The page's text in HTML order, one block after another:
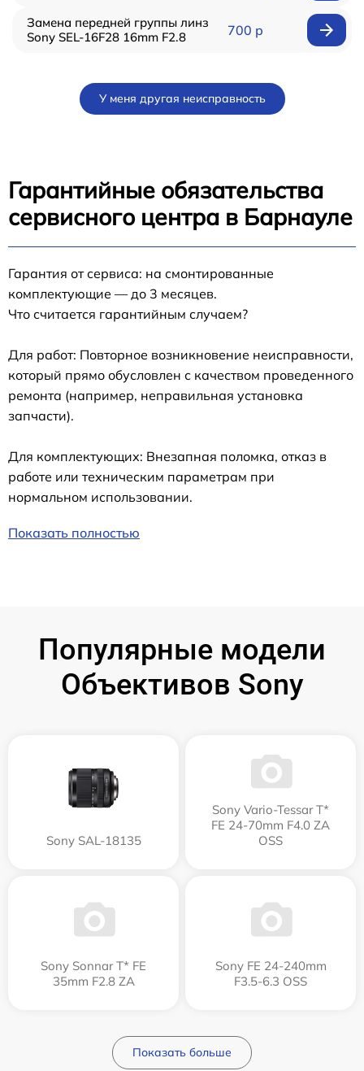
Замена передней группы линз
Sony SEL-16F28 16mm F2.8
700 р
У меня другая неисправность
Гарантийные обязательства
сервисного центра в Барнауле
Гарантия от сервиса: на смонтированные
комплектующие — до 3 месяцев.
Что считается гарантийным случаем?
Для работ: Повторное возникновение неисправности,
который прямо обусловлен с качеством проведенного
ремонта (например, неправильная установка
запчасти).
Для комплектующих: Внезапная поломка, отказ в
работе или техническим параметрам при
нормальном использовании.
Показать полностью
Популярные модели
Объективов Sony
Sony SAL-18135
Sony Vario-Tessar T*
FE 24-70mm F4.0 ZA
OSS
Sony Sonnar T* FE
35mm F2.8 ZA
Sony FE 24-240mm
F3.5-6.3 OSS
Показать больше